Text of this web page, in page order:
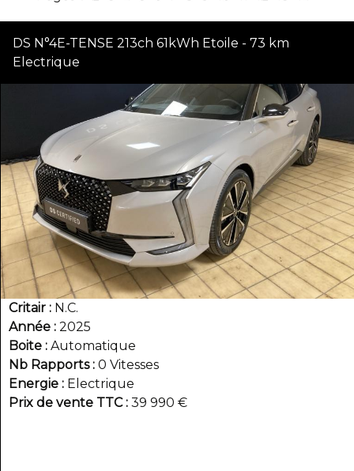
DS N°4E-TENSE 213ch 61kWh Etoile - 73 km
Electrique
Critair
N.C.
Année 2025
Boite Automatique
Nb Rapports 0 Vitesses
Energie
Electrique
Prix de vente TTC 39 990 €